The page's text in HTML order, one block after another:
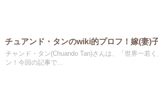
チュアンド・タンのwiki的プロフ！嫁(妻)
チャンド・タン(Chuando Tan)さんは、「世界一若
ン！今回の記事で...